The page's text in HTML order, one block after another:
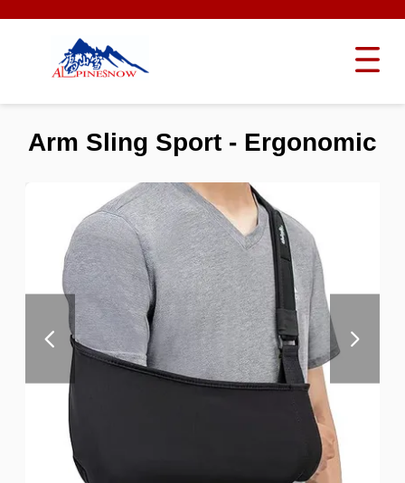
Arm Sling Sport - Ergonomic